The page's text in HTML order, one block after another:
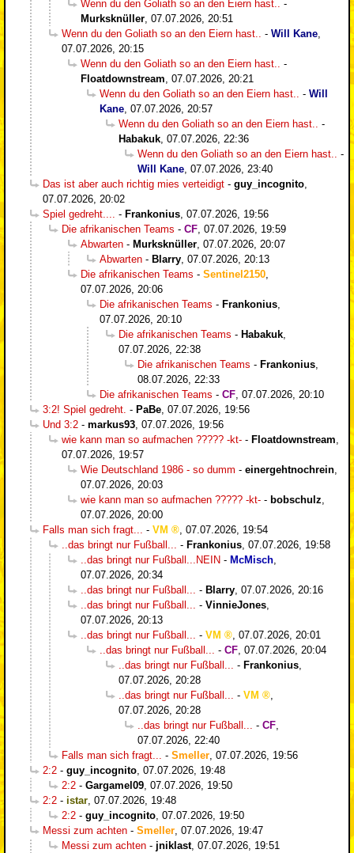
Wenn du den Goliath so an den Eiern hast..
-
Murksknüller 07.07.2026, 20:51
Wenn du den Goliath so an den Eiern hast..
- Will Kane
07.07.2026, 20:15
Wenn du den Goliath so an den Eiern hast..
-
Floatdownstream 07.07.2026, 20:21
Wenn du den Goliath so an den Eiern hast..
- Will
Kane 07.07.2026, 20:57
Wenn du den Goliath so an den Eiern hast..
-
Habakuk 07.07.2026, 22:36
Wenn du den Goliath so an den Eiern hast..
-
Will Kane 07.07.2026, 23:40
Das ist aber auch richtig mies verteidigt - guy_incognito
07.07.2026, 20:02
Spiel gedreht....
- Frankonius 07.07.2026, 19:56
Die afrikanischen Teams - CF 07.07.2026, 19:59
Abwarten - Murksknüller 07.07.2026, 20:07
Abwarten - Blarry 07.07.2026, 20:13
Die afrikanischen Teams - Sentinel2150
07.07.2026, 20:06
Die afrikanischen Teams - Frankonius
07.07.2026, 20:10
Die afrikanischen Teams - Habakuk
07.07.2026, 22:38
Die afrikanischen Teams - Frankonius
08.07.2026, 22:33
Die afrikanischen Teams - CF 07.07.2026, 20:10
3:2! Spiel gedreht. - PaBe 07.07.2026, 19:56
Und 3:2 - markus93 07.07.2026, 19:56
wie kann man so aufmachen ????? -kt- - Floatdownstream
07.07.2026, 19:57
Wie Deutschland 1986 - so dumm - einergehtnochrein
07.07.2026, 20:03
wie kann man so aufmachen ????? -kt- - bobschulz
07.07.2026, 20:00
Falls man sich fragt...
- VM
07.07.2026, 19:54
..das bringt nur Fußball...
- Frankonius 07.07.2026, 19:58
..das bringt nur Fußball...NEIN - McMisch
07.07.2026, 20:34
..das bringt nur Fußball...
- Blarry 07.07.2026, 20:16
..das bringt nur Fußball...
- VinnieJones
07.07.2026, 20:13
..das bringt nur Fußball...
- VM
07.07.2026, 20:01
..das bringt nur Fußball...
- CF 07.07.2026, 20:04
..das bringt nur Fußball...
- Frankonius
07.07.2026, 20:28
..das bringt nur Fußball...
- VM
07.07.2026, 20:28
..das bringt nur Fußball...
- CF
07.07.2026, 22:40
Falls man sich fragt...
- Smeller 07.07.2026, 19:56
2:2 - guy_incognito 07.07.2026, 19:48
2:2 - Gargamel09 07.07.2026, 19:50
2:2 - istar 07.07.2026, 19:48
2:2 - guy_incognito 07.07.2026, 19:50
Messi zum achten - Smeller 07.07.2026, 19:47
Messi zum achten - jniklast, 07.07.2026, 19:51